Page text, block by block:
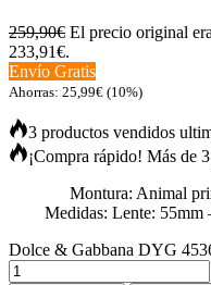
259,90€ El precio original
233,91€.
Envío Gratis
Ahorras: 25,99€ (10%)
3 productos vendidos
¡Compra rápido! Más de
Montura: Animal
Medidas: Lente: 55mm
Dolce & Gabbana DYG